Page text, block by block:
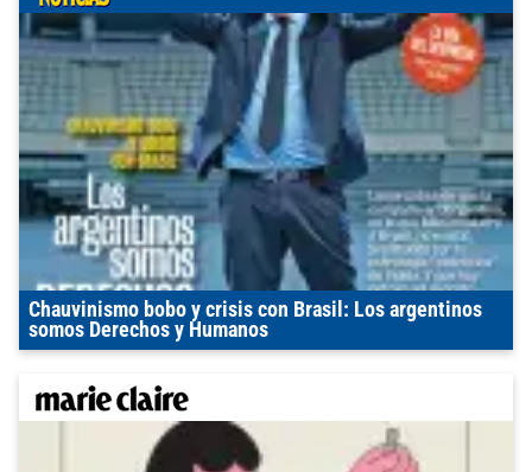
Chauvinismo bobo y crisis con Brasil: Los argentinos
somos Derechos y Humanos